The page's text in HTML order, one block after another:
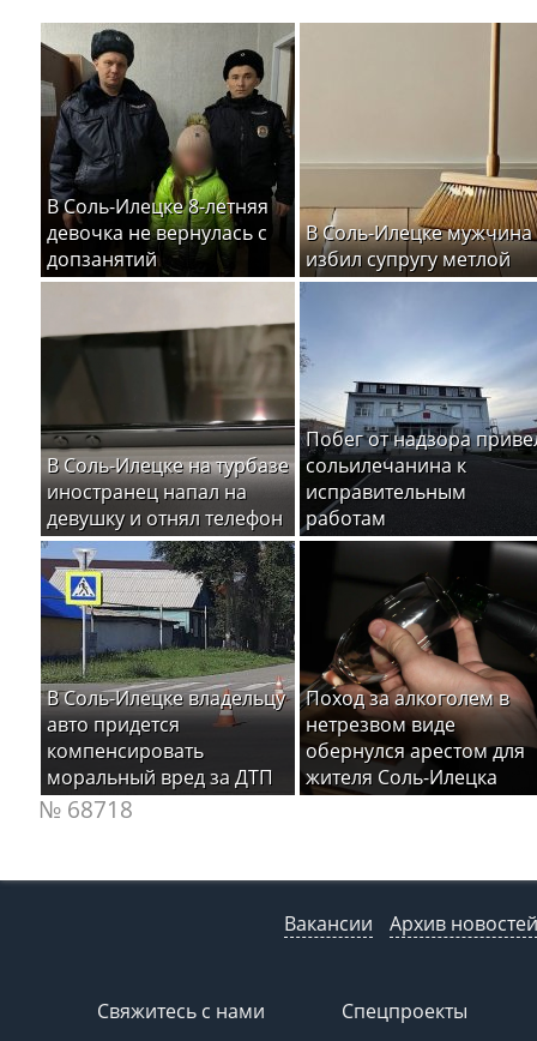
В Соль-Илецке 8-летняя
девочка не вернулась с
допзанятий
В Соль-Илецке мужчина
избил супругу метлой
В Соль-Илецке на турбазе
иностранец напал на
девушку и отнял телефон
Побег от надзора
сольилечанина к
исправительным
работам
В Соль-Илецке владельцу
авто придется
компенсировать
моральный вред за ДТП
Поход за алкоголем в
нетрезвом виде
обернулся арестом для
жителя Соль-Илецка
№ 68718
Вакансии Архив новостей
Свяжитесь с нами Спецпроекты